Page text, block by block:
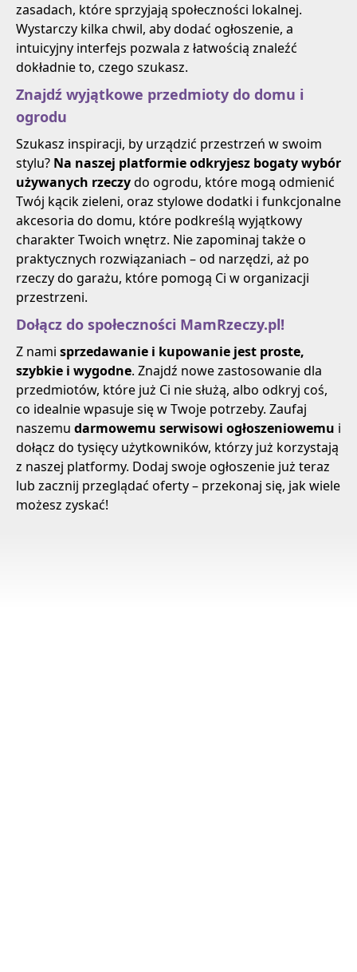
zasadach, które sprzyjają społeczności lokalnej.
Wystarczy kilka chwil, aby dodać ogłoszenie, a
intuicyjny interfejs pozwala z łatwością znaleźć
dokładnie to, czego szukasz.
Znajdź wyjątkowe przedmioty do domu i
ogrodu
Szukasz inspiracji, by urządzić przestrzeń w swoim
stylu? Na naszej platformie odkryjesz bogaty wybór
używanych rzeczydo ogrodu, które mogą odmienić
Twój kącik zieleni, oraz stylowe dodatki i funkcjonalne
akcesoria do domu, które podkreślą wyjątkowy
charakter Twoich wnętrz. Nie zapominaj także o
praktycznych rozwiązaniach – od narzędzi, aż po
rzeczy do garażu, które pomogą Ci w organizacji
przestrzeni.
Dołącz do społeczności MamRzeczy.pl!
Z nami sprzedawanie i kupowanie jest proste,
szybkie i wygodne. Znajdź nowe zastosowanie dla
przedmiotów, które już Ci nie służą, albo odkryj coś,
co idealnie wpasuje się w Twoje potrzeby. Zaufaj
naszemu darmowemu serwisowi ogłoszeniowemu i
dołącz do tysięcy użytkowników, którzy już korzystają
z naszej platformy. Dodaj swoje ogłoszenie już teraz
lub zacznij przeglądać oferty – przekonaj się, jak wiele
możesz zyskać!